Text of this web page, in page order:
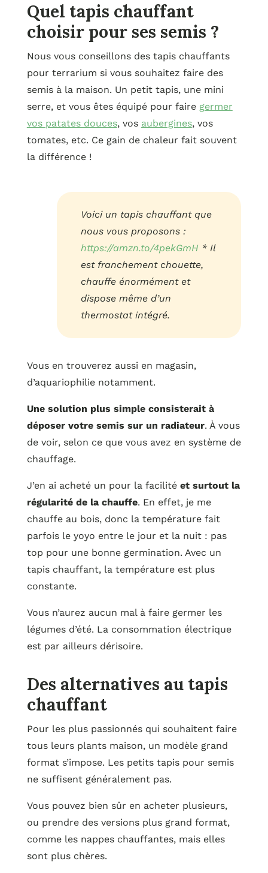
Quel tapis chauffant
choisir pour ses semis ?
Nous vous conseillons des tapis chauffants
pour terrarium si vous souhaitez faire des
semis à la maison. Un petit tapis, une mini
serre, et vous êtes équipé pour faire germer
vos patates douces, vos aubergines, vos
tomates, etc. Ce gain de chaleur fait souvent
la différence !
Voici un tapis chauffant que
nous vous proposons :
https://amzn.to/4pekGmH* Il
est franchement chouette,
chauffe énormément et
dispose même d’un
thermostat intégré.
Vous en trouverez aussi en magasin,
d’aquariophilie notamment.
Une solution plus simple consisterait à
déposer votre semis sur un radiateur. À vous
de voir, selon ce que vous avez en système de
chauffage.
J’en ai acheté un pour la facilité et surtout la
régularité de la chauffe. En effet, je me
chauffe au bois, donc la température fait
parfois le yoyo entre le jour et la nuit : pas
top pour une bonne germination. Avec un
tapis chauffant, la température est plus
constante.
Vous n’aurez aucun mal à faire germer les
légumes d’été. La consommation électrique
est par ailleurs dérisoire.
Des alternatives au tapis
chauffant
Pour les plus passionnés qui souhaitent faire
tous leurs plants maison, un modèle grand
format s’impose. Les petits tapis pour semis
ne suffisent généralement pas.
Vous pouvez bien sûr en acheter plusieurs,
ou prendre des versions plus grand format,
comme les nappes chauffantes, mais elles
sont plus chères.